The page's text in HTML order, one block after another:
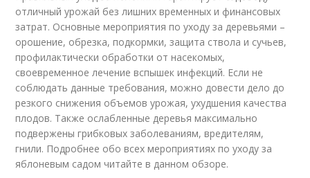
отличный урожай без лишних временных и финансовых
затрат. Основные мероприятия по уходу за деревьями –
орошение, обрезка, подкормки, защита ствола и сучьев,
профилактически обработки от насекомых,
своевременное лечение вспышек инфекций. Если не
соблюдать данные требования, можно довести дело до
резкого снижения объемов урожая, ухудшения качества
плодов. Также ослабленные деревья максимально
подвержены грибковых заболеваниям, вредителям,
гнили. Подробнее обо всех мероприятиях по уходу за
яблоневым садом читайте в данном обзоре.